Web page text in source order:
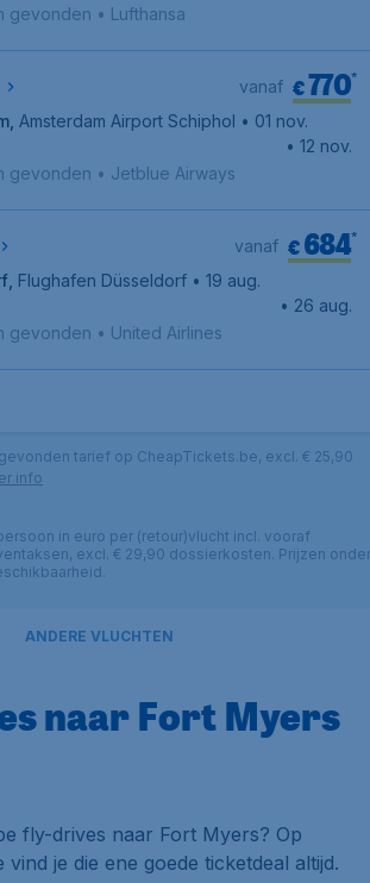
Florida International Airport
gevonden • Lufthansa
€770*
vanaf
Amsterdam Airport Schiphol • 01 nov.
Florida International Airport
• 12 nov.
gevonden • Jetblue Airways
€684*
vanaf
Flughafen Düsseldorf • 19 aug.
Florida International Airport
• 26 aug.
gevonden • United Airlines
tarief op CheapTickets.be, excl. € 25,90
info
in euro per (retour)vlucht incl. vooraf
excl. € 29,90 dossierkosten. Prijzen onder
ANDERE VLUCHTEN
naar Fort Myers
fly-drives naar Fort Myers? Op
vind je die ene goede ticketdeal altijd.